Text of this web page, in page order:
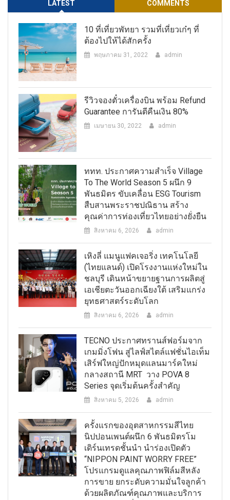
LATEST COMMENTS
10 ที่เที่ยวพัทยา รวมที่เที่ยวเก๋ๆ ที่
ต้องไปให้ได้สักครั้ง
พฤษภาคม 31, 2022 admin
รีวิวจองตั๋วเครื่องบิน พร้อม Refund
Guarantee การันตีคืนเงิน 80%
เมษายน 30, 2022 admin
ททท. ประกาศความสำเร็จ Village
To The World Season 5 ผนึก 9
พันธมิตร ขับเคลื่อน ESG Tourism
สืบสานพระราชปณิธาน สร้าง
คุณค่าการท่องเที่ยวไทยอย่างยั่งยืน
สิงหาคม 6, 2026 admin
เหิงลี่ แมนูแฟคเจอริ่ง เทคโนโลยี
(ไทยแลนด์) เปิดโรงงานแห่งใหม่ใน
ชลบุรี เดินหน้าขยายฐานการผลิตสู่
เอเชียตะวันออกเฉียงใต้ เสริมแกร่ง
ยุทธศาสตร์ระดับโลก
สิงหาคม 6, 2026 admin
TECNO ประกาศทรานส์ฟอร์มจาก
เกมมิ่งโฟน สู่ไลฟ์สไตล์แฟชั่นไอเท็ม
เสิร์ฟใหญ่ปักหมุดแลนมาร์คใหม่
กลางสถานี MRT วาง POVA 8
Series จุดเริ่มต้นครั้งสำคัญ
สิงหาคม 5, 2026 admin
ครั้งแรกของอุตสาหกรรมสีไทย
นิปปอนเพนต์ผนึก 6 พันธมิตรโม
เดิร์นเทรดชั้นนำ นำร่องเปิดตัว
“NIPPON PAINT WORRY FREE”
โปรแกรมดูแลคุณภาพฟิล์มสีหลัง
การขาย ยกระดับความมั่นใจลูกค้า
ด้วยผลิตภัณฑ์คุณภาพและบริการ